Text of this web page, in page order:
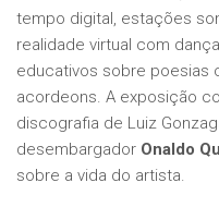
tempo digital, estações
realidade virtual com
educativos sobre poesias
acordeons. A exposição
discografia de Luiz
desembargador Onaldo
sobre a vida do artista.